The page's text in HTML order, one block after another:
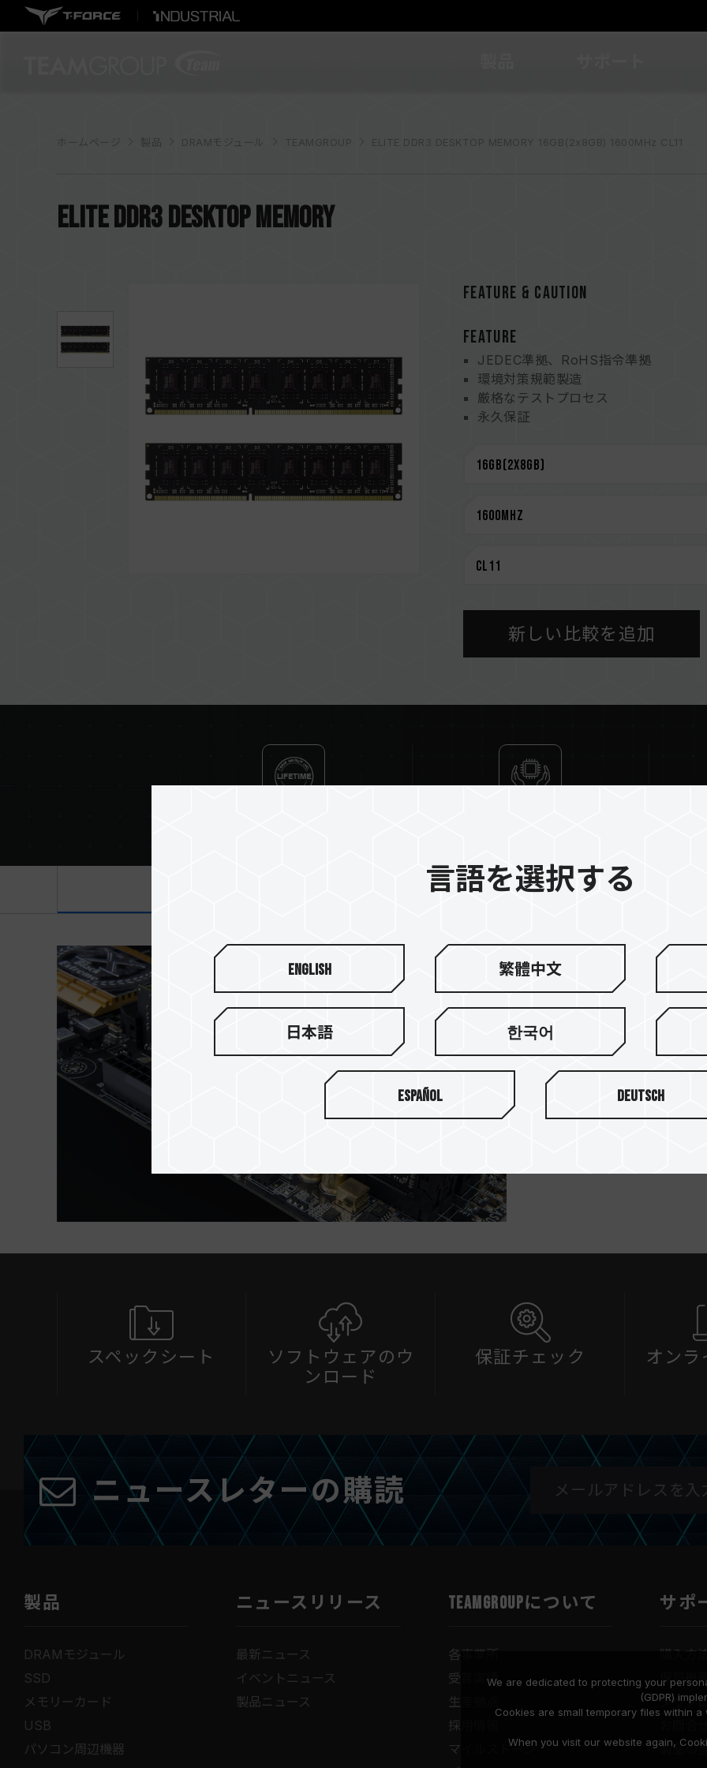
ホームページ DRAMモジュール TEAMGROUP ELITE DDR3 DESKTOP MEMORY 16GB(2x8GB) 1600MHz CL11
ELITE DDR3 DESKTOP MEMORY
FEATURE & CAUTION
FEATURE
JEDEC準拠、RoHS指令準拠
環境対策規範製造
厳格なテストプロセス
永久保証
新しい比較を追加
TEAM ELITEシリーズDDR3
みを使用し生産しております
「JEDEC規格」に準拠して
またより多くの機器で御使
スペックシート
ソフトウェアのウ
ンロード
保証チェック オン
ニュースレターの購読
製品
DRAMモジュール
SSD
メモリーカード
USB
パソコン周辺機器
ニュースリリース
最新ニュース
イベントニュース
製品ニュース
TEAMGROUPについて
各事業所
受賞実績
生産拠点
採用情報
マイルストーン
サポ
購入方
保証概
ダウン
製品の
言語を選択する
English 繁體中文
日本語 한국어
Español Deutsch
We are dedicated to protecting your
(GDPR)
Cookies are small temporary files within
When you visit our website again,